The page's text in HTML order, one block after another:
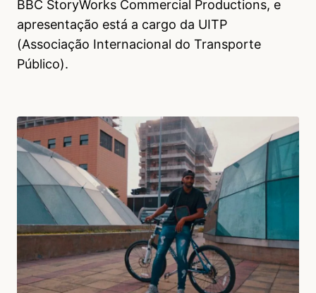
BBC StoryWorks Commercial Productions, e
apresentação está a cargo da UITP
(Associação Internacional do Transporte
Público).